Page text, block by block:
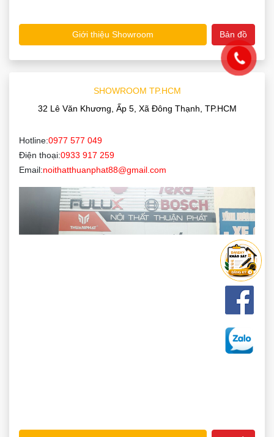
Giới thiệu Showroom Bản đồ
SHOWROOM TP.HCM
32 Lê Văn Khương, Ấp 5, Xã Đông Thạnh, TP.HCM
Hotline:0977 577 049
Điện thoại:0933 917 259
Email:noithatthuanphat88@gmail.com